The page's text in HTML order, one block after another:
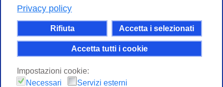
Privacy policy
Rifiuta Accetta i selezionati
Accetta tutti i cookie
Impostazioni cookie:
Necessari
Servizi esterni
Destinatario 7EU9KEU |
Il contenuto di questo sito e' rilasciato, tranne dove
altrimenti indicato, secondo i termini della licenza
Creative Commons
stesso modo 4.0 Internazionale.